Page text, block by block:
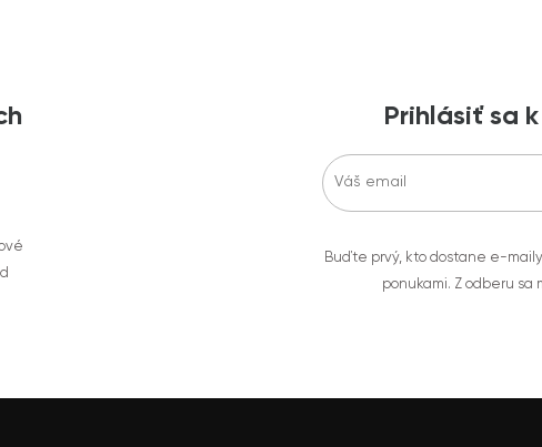
Prihlásiť sa
Buďte prvý, kto dostane e-
ponukami. Z odberu